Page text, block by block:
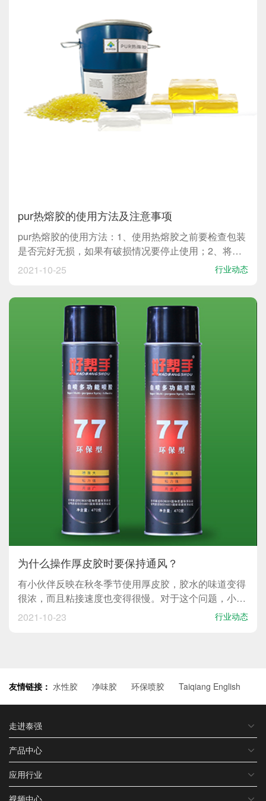
pur热熔胶的使用方法及注意事项
pur热熔胶的使用方法：1、使用热熔胶之前要检查包装
是否完好无损，如果有破损情况要停止使用；2、将热
熔胶在不去除铝箔的情况下进行预热，也可以将包装完
2021-10-25 行业动态
为什么操作厚皮胶时要保持通风？
有小伙伴反映在秋冬季节使用厚皮胶，胶水的味道变得
很浓，而且粘接速度也变得很慢。对于这个问题，小编
认为保持环境通风就能解决。那为什么在使用厚皮胶时
2021-10-23 行业动态
友情链接： 水性胶 净味胶 环保喷胶 Taiqiang English
走进泰强
产品中心
应用行业
视频中心